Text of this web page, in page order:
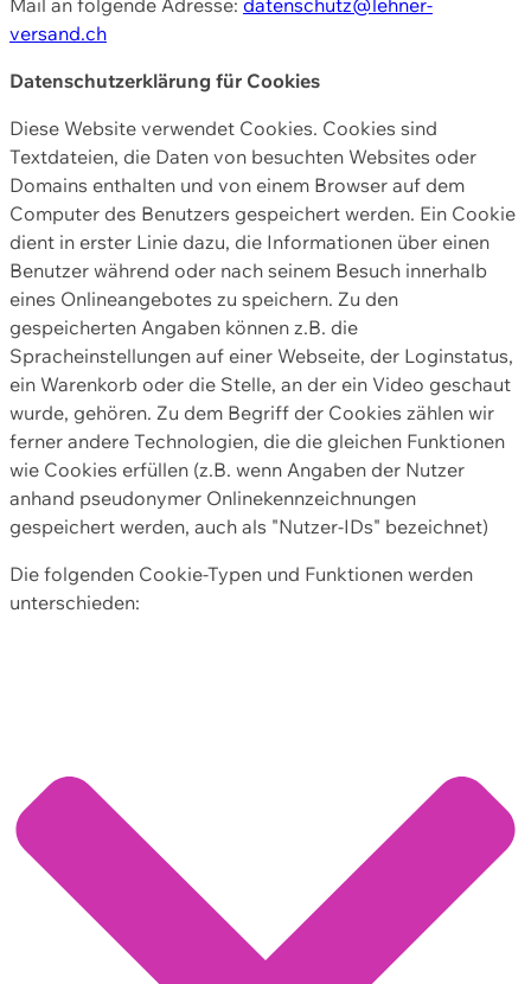
versand.ch
Datenschutzerklärung für Cookies
Diese Website verwendet Cookies. Cookies sind
Textdateien, die Daten von besuchten Websites oder
Domains enthalten und von einem Browser auf dem
Computer des Benutzers gespeichert werden. Ein Cookie
dient in erster Linie dazu, die Informationen über einen
Benutzer während oder nach seinem Besuch innerhalb
eines Onlineangebotes zu speichern. Zu den
gespeicherten Angaben können z.B. die
Spracheinstellungen auf einer Webseite, der Loginstatus,
ein Warenkorb oder die Stelle, an der ein Video geschaut
wurde, gehören. Zu dem Begriff der Cookies zählen wir
ferner andere Technologien, die die gleichen Funktionen
wie Cookies erfüllen (z.B. wenn Angaben der Nutzer
anhand pseudonymer Onlinekennzeichnungen
gespeichert werden, auch als "Nutzer-IDs" bezeichnet)
Die folgenden Cookie-Typen und Funktionen werden
unterschieden: